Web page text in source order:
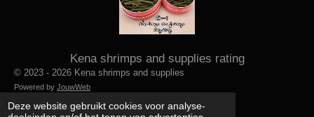
Deze website gebruikt cookies voor analyse-
Kena shrimps and supplies rating
© 2023 - 2026 Kena shrimps and supplies
Powered by JouwWeb